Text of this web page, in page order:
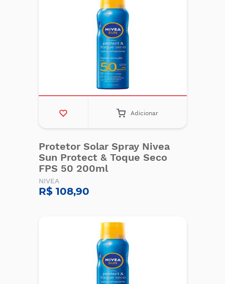
Adicionar
Protetor Solar Spray Nivea
Sun Protect & Toque Seco
FPS 50 200ml
NIVEA
R$ 108,90